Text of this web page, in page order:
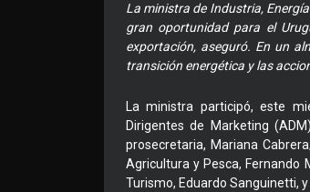
La ministra de Industria,
gran oportunidad para el
exportación, aseguró. En un
transición energética y las
La ministra participó, este
Dirigentes de Marketing
prosecretaria, Mariana
Agricultura y Pesca, Fernando
Turismo, Eduardo Sanguinetti,